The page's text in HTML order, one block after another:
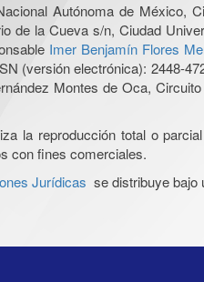
Autónoma de México,
de la Cueva s/n, Ciudad
Imer Benjamín Flores
(versión electrónica): 2448-
Montes de Oca,
la reproducción total o
con fines comerciales.
Jurídicas se distribuye bajo